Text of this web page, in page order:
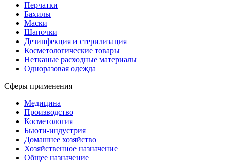
Перчатки
Бахилы
Маски
Шапочки
Дезинфекция и стерилизация
Косметологические товары
Нетканые расходные материалы
Одноразовая одежда
Сферы применения
Медицина
Производство
Косметология
Бьюти-индустрия
Домашнее хозяйство
Хозяйственное назначение
Общее назначение